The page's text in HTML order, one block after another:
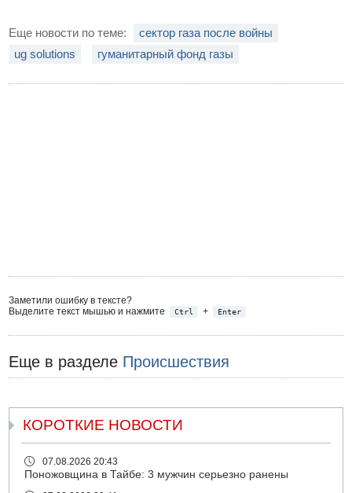
Еще новости по теме:
сектор газа после войны
ug solutions
гуманитарный фонд газы
Заметили ошибку в тексте?
Выделите текст мышью и нажмите
Ctrl + Enter
Еще в разделе Происшествия
КОРОТКИЕ НОВОСТИ
07.08.2026 20:43
Поножовщина в Тайбе: 3 мужчин серьезно ранены